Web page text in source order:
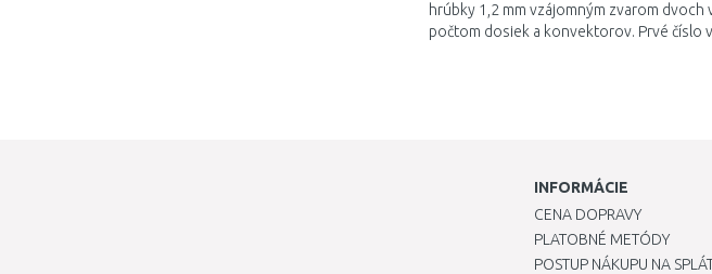
hrúbky 1,2 mm vzájomným zvarom
počtom dosiek a konvektorov. Prvé číslo
INFORMÁCIE
CENA DOPRAVY
PLATOBNÉ METÓDY
POSTUP NÁKUPU NA